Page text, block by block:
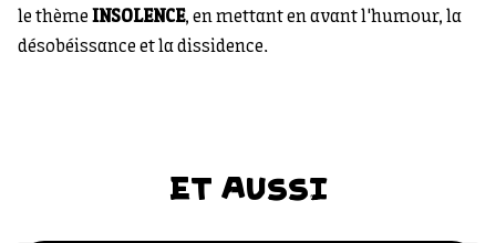
le thème INSOLENCE, en mettant en avant l'humour, la
désobéissance et la dissidence.
ET AUSSI